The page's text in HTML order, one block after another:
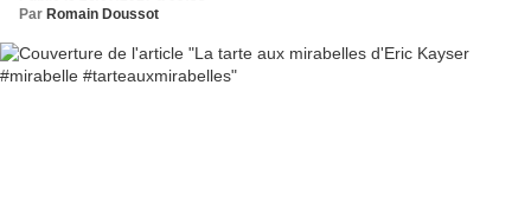
Par Romain Doussot